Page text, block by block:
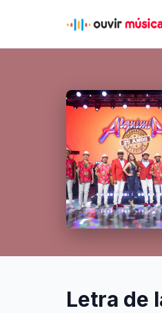
Letra de